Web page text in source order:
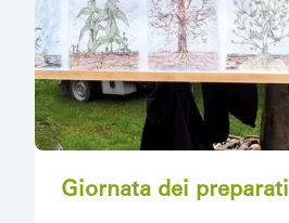
Giornata dei preparati